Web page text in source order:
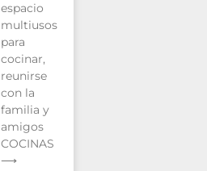
espacio
multiusos
para
cocinar,
reunirse
con la
familia y
amigos
COCINAS
⟶